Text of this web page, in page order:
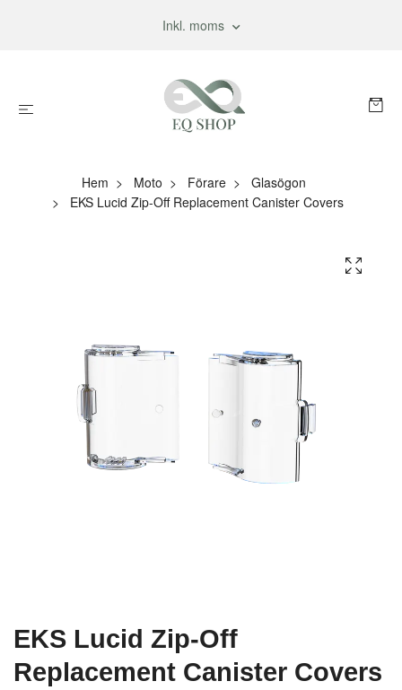
Inkl. moms
Hem Moto Förare
Glasögon
EKS Lucid Zip-Off Replacement Canister Covers
EKS Lucid Zip-Off
Replacement Canister Covers